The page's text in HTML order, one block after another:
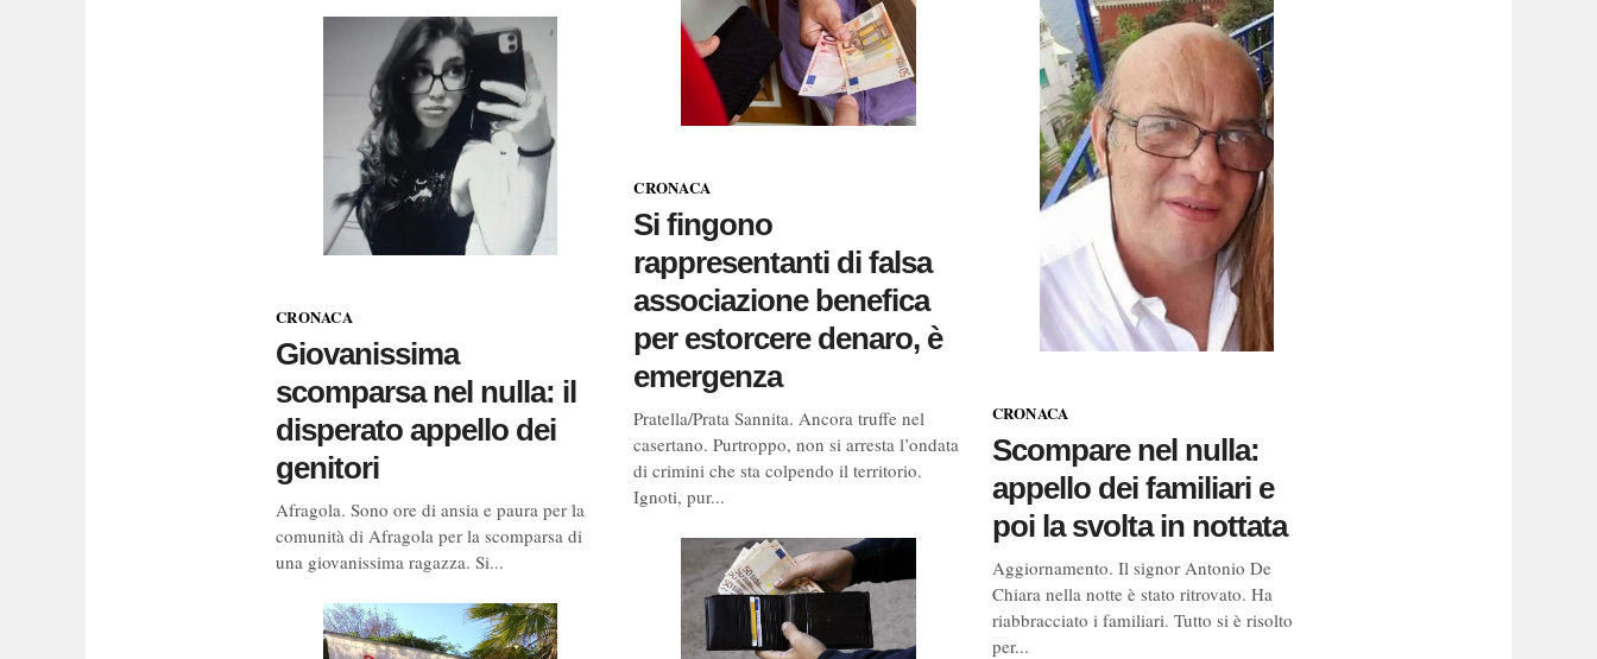
CRONACA
Giovanissima
scomparsa nel nulla: il
disperato appello dei
genitori
Afragola. Sono ore di ansia e paura per la
comunità di Afragola per la scomparsa di
una giovanissima ragazza. Si...
CRONACA
Si fingono
rappresentanti di falsa
associazione benefica
per estorcere denaro, è
emergenza
Pratella/Prata Sannita. Ancora truffe nel
casertano. Purtroppo, non si arresta l’ondata
di crimini che sta colpendo il territorio.
Ignoti, pur...
CRONACA
Scompare nel nulla:
appello dei familiari e
poi la svolta in nottata
Aggiornamento. Il signor Antonio De
Chiara nella notte è stato ritrovato. Ha
riabbracciato i familiari. Tutto si è risolto
per...